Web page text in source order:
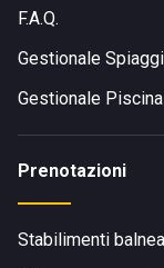
Sito in Viale
Italia, lo
immediate
F.A.Q.
Gestionale
Gestionale Piscina
Prenotazioni
Stabilimenti